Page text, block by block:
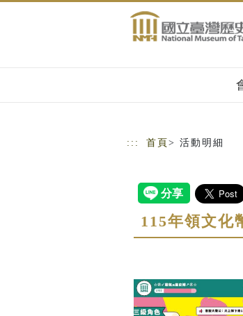
::: 首頁 > 活動明細
115年領文化